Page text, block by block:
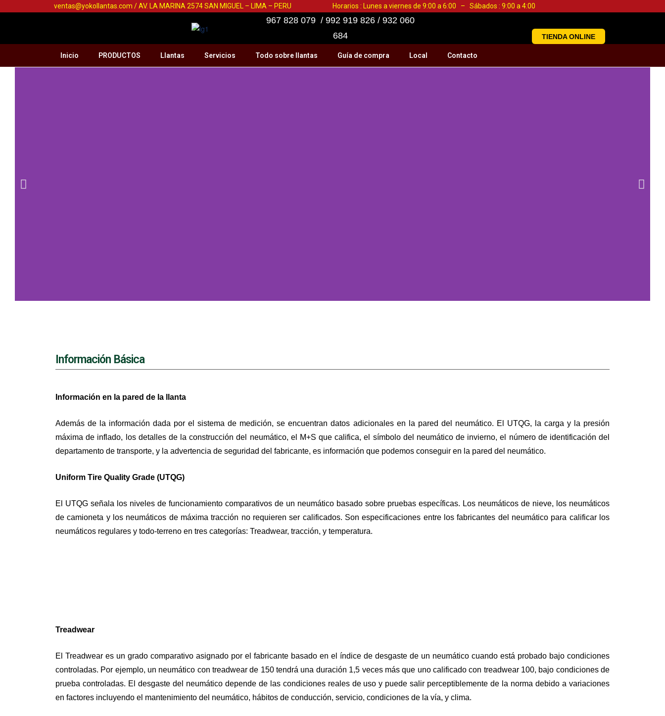
ventas@yokollantas.com / AV. LA MARINA 2574 SAN MIGUEL – LIMA – PERU Horarios : Lunes a viernes de 9:00 a 6:00 – Sábados : 9:00 a 4:00
967 828 079 / 992 919 826 / 932 060
684
TIENDA ONLINE
Inicio PRODUCTOS Llantas Servicios Todo sobre llantas Guía de compra Local Contacto
Información Básica
Información en la pared de la llanta
Además de la información dada por el sistema de medición, se encuentran datos adicionales en la pared del neumático. El UTQG, la carga y la presión
máxima de inflado, los detalles de la construcción del neumático, el M+S que califica, el símbolo del neumático de invierno, el número de identificación del
departamento de transporte, y la advertencia de seguridad del fabricante, es información que podemos conseguir en la pared del neumático.
Uniform Tire Quality Grade (UTQG)
El UTQG señala los niveles de funcionamiento comparativos de un neumático basado sobre pruebas específicas. Los neumáticos de nieve, los neumáticos
de camioneta y los neumáticos de máxima tracción no requieren ser calificados. Son especificaciones entre los fabricantes del neumático para calificar los
neumáticos regulares y todo-terreno en tres categorías: Treadwear, tracción, y temperatura.
Treadwear
El Treadwear es un grado comparativo asignado por el fabricante basado en el índice de desgaste de un neumático cuando está probado bajo condiciones
controladas. Por ejemplo, un neumático con treadwear de 150 tendrá una duración 1,5 veces más que uno calificado con treadwear 100, bajo condiciones de
prueba controladas. El desgaste del neumático depende de las condiciones reales de uso y puede salir perceptiblemente de la norma debido a variaciones
en factores incluyendo el mantenimiento del neumático, hábitos de conducción, servicio, condiciones de la vía, y clima.